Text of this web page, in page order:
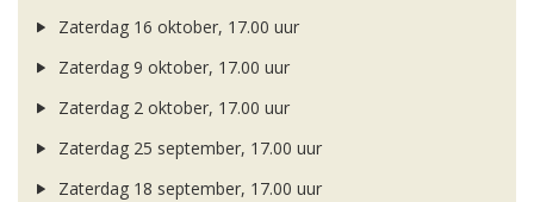
Zaterdag 16 oktober, 17.00 uur
Zaterdag 9 oktober, 17.00 uur
Zaterdag 2 oktober, 17.00 uur
Zaterdag 25 september, 17.00 uur
Zaterdag 18 september, 17.00 uur